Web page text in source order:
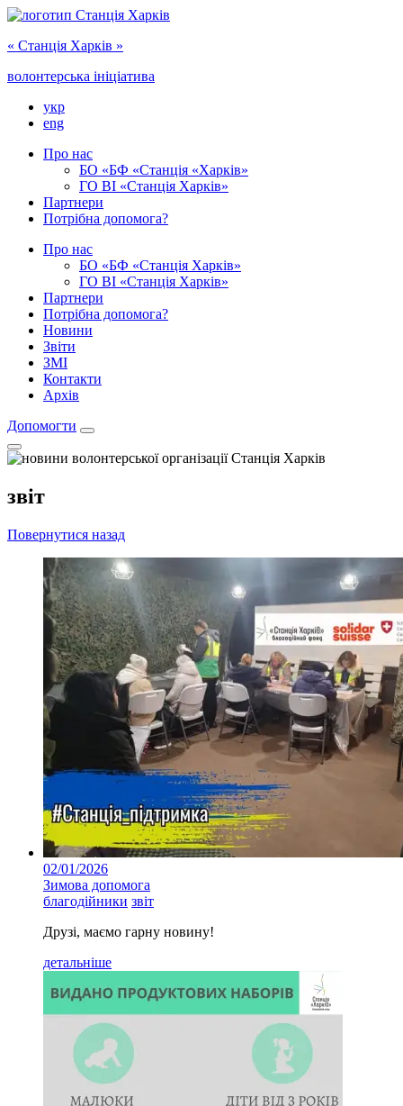
« Cтанція Харків »
волонтерська ініціатива
укр
eng
Про нас
БО «БФ «Станція «Харків»
ГО ‎ВІ «‎Станція Харків»
Партнери
Потрібна допомога?
Про нас
БО ‎«БФ «Станція Харків»
ГО ВІ «Станція Харків»
Партнери
Потрібна допомога?
Новини
Звіти
ЗМІ
Контакти
Архів
Допомогти
звіт
Повернутися назад
02/01/2026
Зимова допомога
благодійники звіт
Друзі, маємо гарну новину!
детальніше